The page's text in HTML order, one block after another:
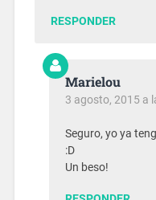
RESPONDER
Marielou
3 agosto, 2015 a
Seguro, yo ya
:D
Un beso!